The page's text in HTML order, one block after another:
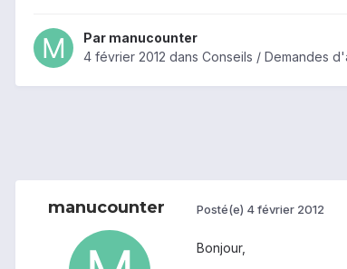
Par manucounter
4 février 2012 dans Conseils / Demandes
manucounter Posté(e) 4 février 2012
Bonjour,